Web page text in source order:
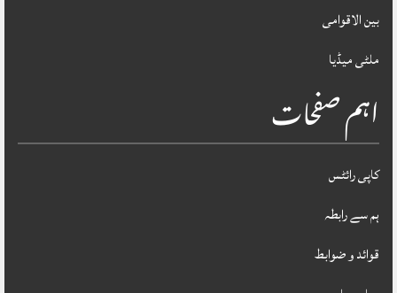
بین الاقوامی
ملٹی میڈیا
اہم صفحات
کاپی رائٹس
ہم سے رابطہ
قوائد و ضوابط